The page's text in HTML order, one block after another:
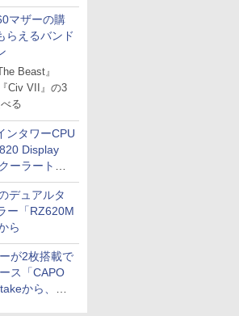
マザーの購
らえるバンド
Beast』
Civ VII』の3
る
ンタワーCPU
Display
ーラートッ
搭載
デュアルタ
ー「RZ620M
ら
が2枚搭載で
ス「CAPO
から、カ